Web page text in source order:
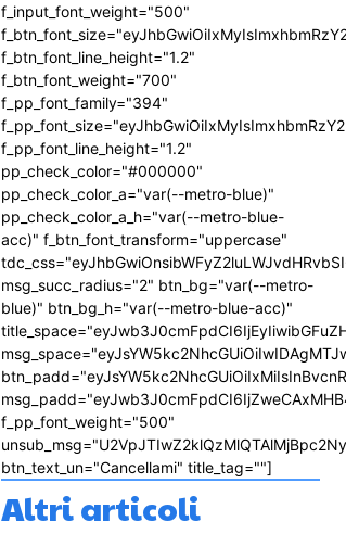
f_input_font_weight="500"
f_btn_font_line_height="1.2"
f_btn_font_weight="700"
f_pp_font_family="394"
f_pp_font_line_height="1.2"
pp_check_color="#000000"
pp_check_color_a="var(--metro-blue)"
pp_check_color_a_h="var(--metro-blue-
acc)" f_btn_font_transform="uppercase"
msg_succ_radius="2" btn_bg="var(--metro-
blue)" btn_bg_h="var(--metro-blue-acc)"
f_pp_font_weight="500"
btn_text_un="Cancellami" title_tag=""]
Altri articoli